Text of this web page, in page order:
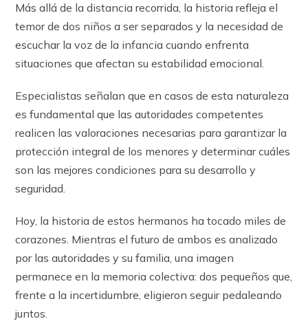
Más allá de la distancia recorrida, la historia refleja el
temor de dos niños a ser separados y la necesidad de
escuchar la voz de la infancia cuando enfrenta
situaciones que afectan su estabilidad emocional.
Especialistas señalan que en casos de esta naturaleza
es fundamental que las autoridades competentes
realicen las valoraciones necesarias para garantizar la
protección integral de los menores y determinar cuáles
son las mejores condiciones para su desarrollo y
seguridad.
Hoy, la historia de estos hermanos ha tocado miles de
corazones. Mientras el futuro de ambos es analizado
por las autoridades y su familia, una imagen
permanece en la memoria colectiva: dos pequeños que,
frente a la incertidumbre, eligieron seguir pedaleando
juntos.